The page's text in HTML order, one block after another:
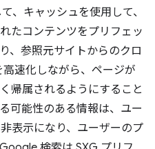
、キャッシュを使用して、
たコンテンツをプリフェッ
、参照元サイトからのクロ
速化しながら、ページが
帰属されるようにすること
可能性のある情報は、ユー
表示になり、ユーザーのプ